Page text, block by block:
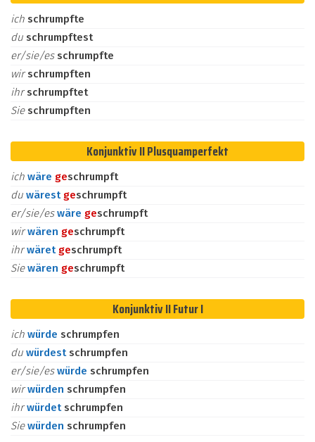
ich schrumpfte
du schrumpftest
er/sie/es schrumpfte
wirschrumpften
ihrschrumpftet
Sie schrumpften
Konjunktiv II Plusquamperfekt
ich wäre geschrumpft
du wärest geschrumpft
er/sie/eswäre geschrumpft
wirwären geschrumpft
ihrwäret geschrumpft
Siewären geschrumpft
Konjunktiv II Futur I
ich würde schrumpfen
du würdest schrumpfen
er/sie/eswürde schrumpfen
wirwürden schrumpfen
ihrwürdet schrumpfen
Siewürden schrumpfen